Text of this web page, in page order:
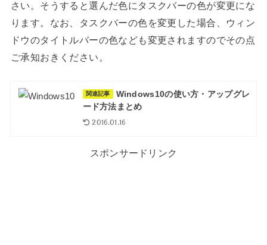
さい。そうすると選んだ色にタスクバーの色が変更にな
ります。なお、タスクバーの色を変更した場合、ウィン
ドウのタイトルバーの色なども変更されますのでその点
ご承知おきください。
関連記事
Windows10の使い方・アップグレ
ード方法まとめ
2016.01.16
スポンサードリンク